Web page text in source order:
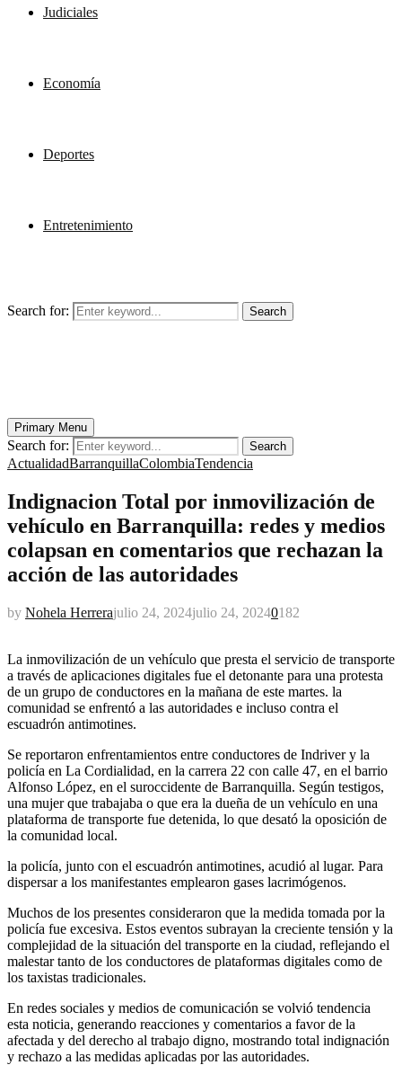
Judiciales
Economía
Deportes
Entretenimiento
Search for: Search
Primary Menu
Search for: Search
ActualidadBarranquillaColombiaTendencia
Indignacion Total por inmovilización de
vehículo en Barranquilla: redes y medios
colapsan en comentarios que rechazan la
acción de las autoridades
by Nohela Herrerajulio 24, 2024julio 24, 20240182
La inmovilización de un vehículo que presta el servicio de transporte
a través de aplicaciones digitales fue el detonante para una protesta
de un grupo de conductores en la mañana de este martes. la
comunidad se enfrentó a las autoridades e incluso contra el
escuadrón antimotines.
Se reportaron enfrentamientos entre conductores de Indriver y la
policía en La Cordialidad, en la carrera 22 con calle 47, en el barrio
Alfonso López, en el suroccidente de Barranquilla. Según testigos,
una mujer que trabajaba o que era la dueña de un vehículo en una
plataforma de transporte fue detenida, lo que desató la oposición de
la comunidad local.
la policía, junto con el escuadrón antimotines, acudió al lugar. Para
dispersar a los manifestantes emplearon gases lacrimógenos.
Muchos de los presentes consideraron que la medida tomada por la
policía fue excesiva. Estos eventos subrayan la creciente tensión y la
complejidad de la situación del transporte en la ciudad, reflejando el
malestar tanto de los conductores de plataformas digitales como de
los taxistas tradicionales.
En redes sociales y medios de comunicación se volvió tendencia
esta noticia, generando reacciones y comentarios a favor de la
afectada y del derecho al trabajo digno, mostrando total indignación
y rechazo a las medidas aplicadas por las autoridades.